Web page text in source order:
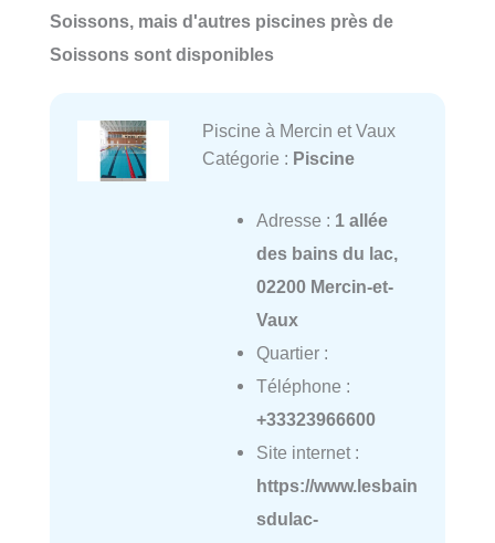
Soissons, mais d'autres piscines près de
Soissons sont disponibles
Piscine à Mercin et Vaux
Catégorie : Piscine
Adresse : 1 allée
des bains du lac,
02200 Mercin-et-
Vaux
Quartier :
Téléphone :
+33323966600
Site internet :
https://www.lesbain
sdulac-